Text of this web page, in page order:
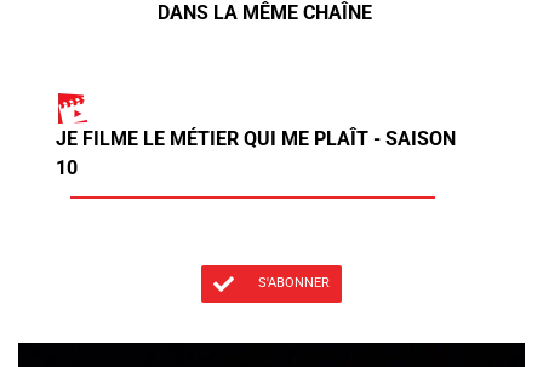
DANS LA MÊME CHAÎNE
JE FILME LE MÉTIER QUI ME PLAÎT - SAISON
10
S'ABONNER